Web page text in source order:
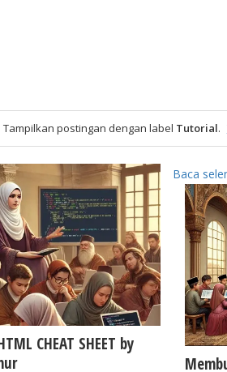
Tampilkan postingan dengan label Tutorial.
CHEAT SHEET by
Baca